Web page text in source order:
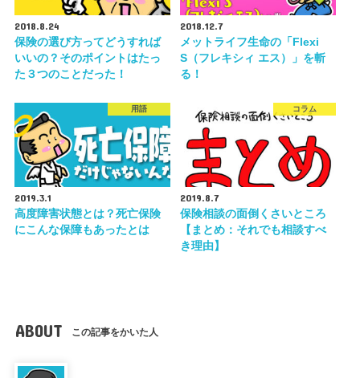
2018.8.24
保険の選び方ってどうすれば
いいの？そのポイントはたっ
た３つのことだった！
2018.12.7
メットライフ生命の「Flexi
S（フレキシィ エス）」を斬
る！
用語
2019.3.1
高度障害状態とは？死亡保険
にこんな保障もあったとは
コラム
2019.8.7
保険相談の面倒くさいところ
【まとめ：それでも相談すべ
き理由】
ABOUT この記事をかいた人